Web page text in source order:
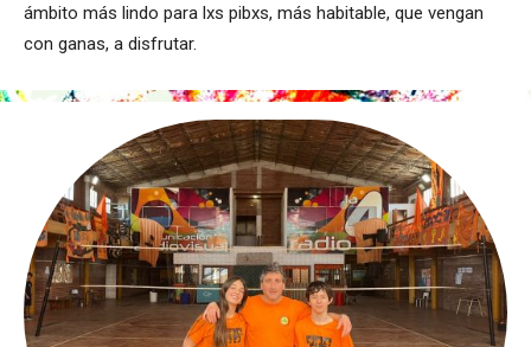
ámbito más lindo para lxs pibxs, más habitable, que vengan
con ganas, a disfrutar.